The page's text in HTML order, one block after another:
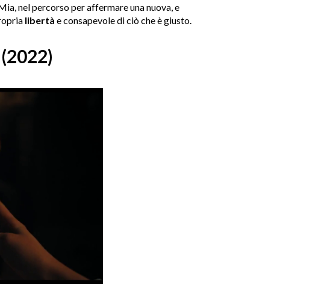
nel percorso per affermare una nuova, e
libertà e consapevole di ciò che è giusto.